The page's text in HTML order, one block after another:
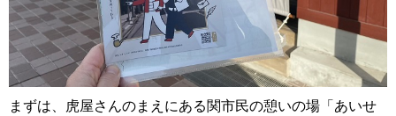
まずは、虎屋さんのまえにある関市民の憩いの場「あいせ